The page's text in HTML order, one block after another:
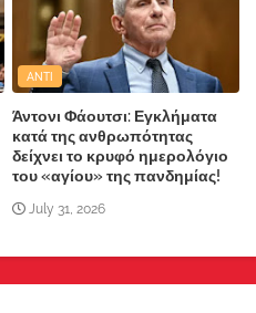
ANTI
Άντονι Φάουτσι: Εγκλήματα
κατά της ανθρωπότητας
δείχνει το κρυφό ημερολόγιο
του «αγίου» της πανδημίας!
July 31, 2026